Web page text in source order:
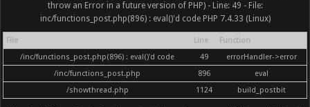
throw an Error in a future version of PHP) - Line: 49 - File:
inc/functions_post.php(896) : eval()'d code PHP 7.4.33 (Linux)
File Line
Function
/inc/functions_post.php(896) : eval()'d code
49
errorHandler->error
/inc/functions_post.php
896
eval
/showthread.php
1124 build_postbit